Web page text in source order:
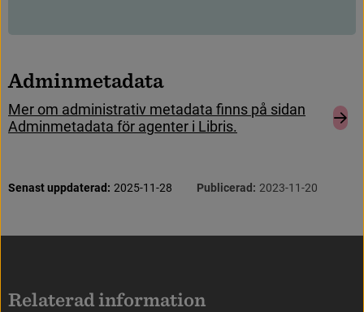
Adminmetadata
Mer om administrativ metadata fnns på sidan
Adminmetadata för agenter i Libris.
Sidinformation
Senast uppdaterad: 2025-11-28 Publicerad: 2023-11-20
Relaterad information